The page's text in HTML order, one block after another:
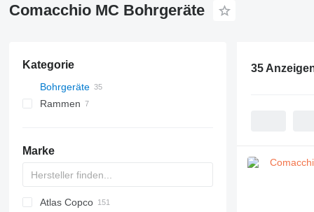
Comacchio MC Bohrgeräte
Kategorie
Bohrgeräte
Rammen
Marke
Atlas Copco
35